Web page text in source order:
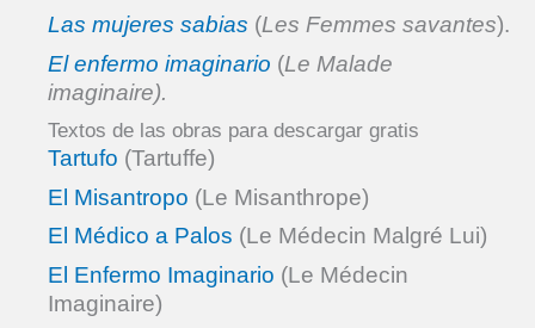
Las mujeres sabias (Les Femmes savantes).
El enfermo imaginario (Le Malade
imaginaire).
Textos de las obras para descargar gratis
Tartufo (Tartuffe)
El Misantropo (Le Misanthrope)
El Médico a Palos (Le Médecin Malgré Lui)
El Enfermo Imaginario (Le Médecin
Imaginaire)